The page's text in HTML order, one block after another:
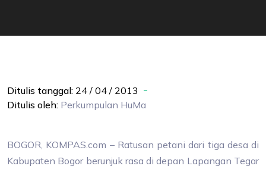
Ditulis tanggal: 24 / 04 / 2013
Ditulis oleh: Perkumpulan HuMa
BOGOR, KOMPAS.com – Ratusan petani dari tiga desa di
Kabupaten Bogor berunjuk rasa di depan Lapangan Tegar